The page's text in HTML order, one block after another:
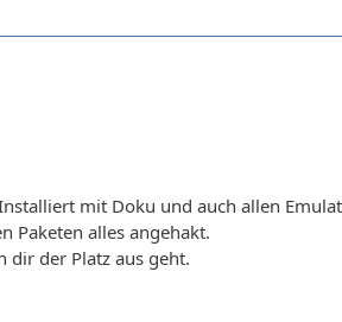
mit Doku und auch allen
Paketen alles angehakt.
dir der Platz aus geht.